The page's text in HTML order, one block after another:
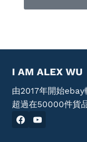
I AM ALEX WU
由2017年開始
超過在50000件貨